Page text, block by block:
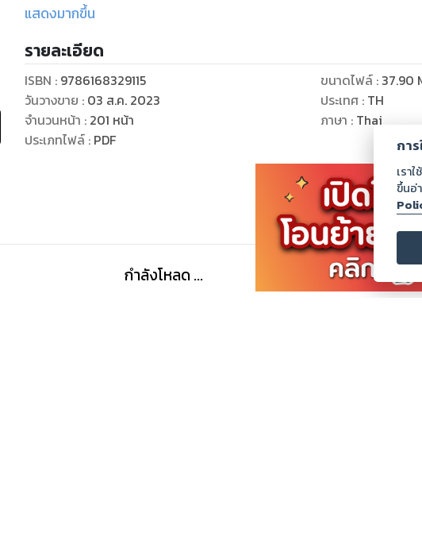
และการใช้ชีวิตอย่างเต็มที่ในทุกวันก็คือสิ่งที่น่าภาคภูมิใจ
ไม่ว่าจะเกิดอะไรขึ้น
วันนี้...ก็อย่าลืมขอบคุณตัวเอง
เพราะ “เรา” คือคนสำคัญที่ควรได้รับคำขอบคุณมากที่สุด"
แสดงมากขึ้น
รายละเอียด
ISBN : 9786168329115
วันวางขาย : 03 ส.ค. 2023
จำนวนหน้า : 201 หน้า
ประเภทไฟล์: PDF
ขนาดไฟล์: 37.90
ประเทศ : TH
ภาษา : Thai
กำลังโหลด ...
กา
เรา
ขึ้นอ่